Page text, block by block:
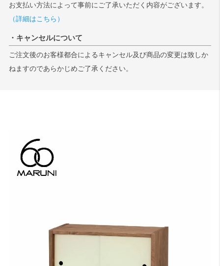
お支払い方法によって事前にご了承いただく内容がございます。
（詳細はこちら）
・キャンセルについて
ご注文後のお客様都合によるキャンセル及び商品の変更は致しか
ねますのであらかじめご了承ください。